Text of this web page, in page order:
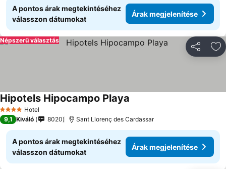
A pontos árak megtekintéséhez
válasszon dátumokat
Árak megjelenítése
Népszerű választás
4 KategóriaHotel
Hipotels Hipocampo Playa
9,1 Kiváló 8020 Sant Llorenç des Cardassar
A pontos árak megtekintéséhez
válasszon dátumokat
Árak megjelenítése